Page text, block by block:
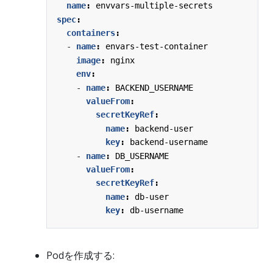
name:
envvars-multiple-secrets
spec:
containers:
- name:
envars-test-container
image:
nginx
env:
- name:
BACKEND_USERNAME
valueFrom:
secretKeyRef:
name:
backend-user
key:
backend-username
- name:
DB_USERNAME
valueFrom:
secretKeyRef:
name:
db-user
key: db-username
Podを作成する: